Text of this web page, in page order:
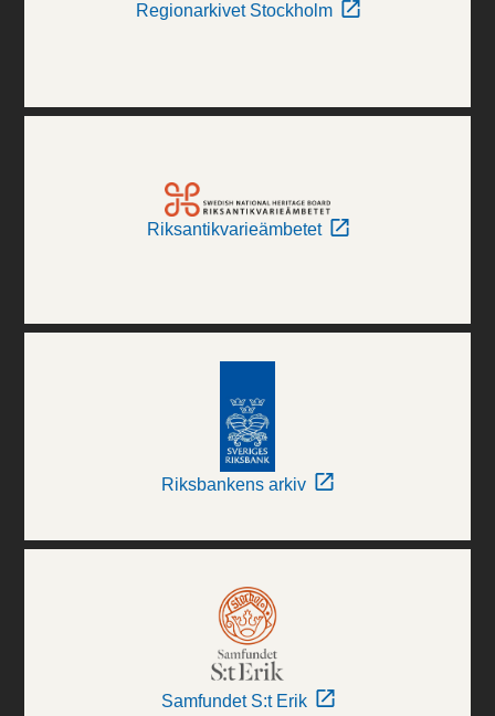
Regionarkivet Stockholm
Riksantikvarieämbetet
Riksbankens arkiv
Samfundet S:t Erik